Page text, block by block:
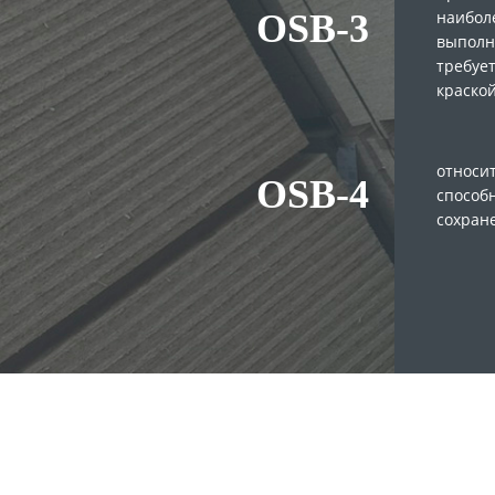
OSB-3
OSB-4
Нажимая кнопку "Отправить", я даю своё согласие на обработку